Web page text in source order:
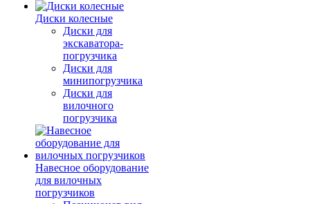
Диски колесные
Диски для
экскаватора-
погрузчика
Диски для
минипогрузчика
Диски для
вилочного
погрузчика
Навесное оборудование
для вилочных
погрузчиков